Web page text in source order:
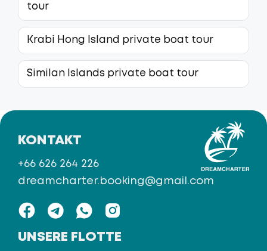
tour
Krabi Hong Island private boat tour
Similan Islands private boat tour
UNSERE FLOTTE
KONTAKT
+66 626 264 226
dreamcharter.booking@gmail.com